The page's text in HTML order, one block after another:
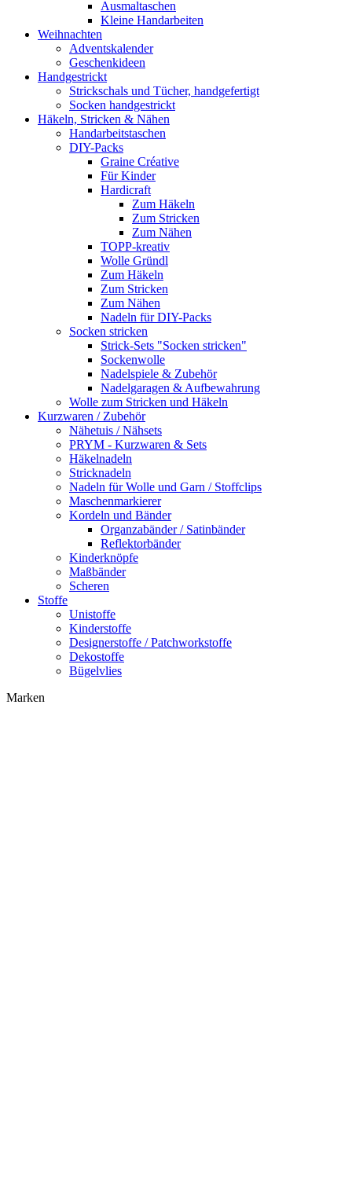
Ausmaltaschen
Kleine Handarbeiten
Weihnachten
Adventskalender
Geschenkideen
Handgestrickt
Strickschals und Tücher, handgefertigt
Socken handgestrickt
Häkeln, Stricken & Nähen
Handarbeitstaschen
DIY-Packs
Graine Créative
Für Kinder
Hardicraft
Zum Häkeln
Zum Stricken
Zum Nähen
TOPP-kreativ
Wolle Gründl
Zum Häkeln
Zum Stricken
Zum Nähen
Nadeln für DIY-Packs
Socken stricken
Strick-Sets "Socken stricken"
Sockenwolle
Nadelspiele & Zubehör
Nadelgaragen & Aufbewahrung
Wolle zum Stricken und Häkeln
Kurzwaren / Zubehör
Nähetuis / Nähsets
PRYM - Kurzwaren & Sets
Häkelnadeln
Stricknadeln
Nadeln für Wolle und Garn / Stoffclips
Maschenmarkierer
Kordeln und Bänder
Organzabänder / Satinbänder
Reflektorbänder
Kinderknöpfe
Maßbänder
Scheren
Stoffe
Unistoffe
Kinderstoffe
Designerstoffe / Patchworkstoffe
Dekostoffe
Bügelvlies
Marken